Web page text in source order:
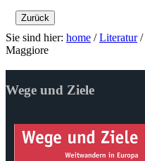
Zurück
Sie sind hier: home /Literatur/
Maggiore
Wege und Ziele